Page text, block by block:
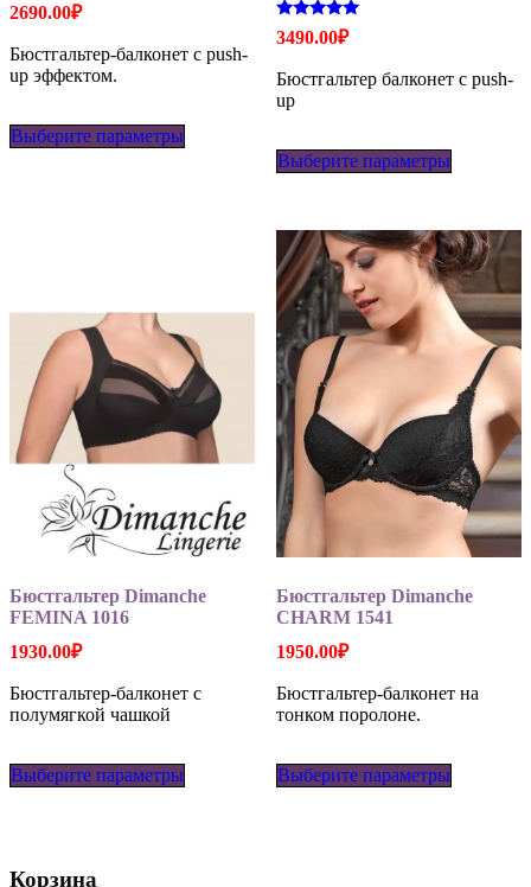
2690.00₽
Бюстгальтер-балконет с push-
up эффектом.
Выберите параметры
Оценка
5.00
3490.00₽
Бюстгальтер балконет с push-
up
Выберите параметры
Опции
можно
выбрать
на
странице
товара.
Бюстгальтер Dimanche
FEMINA 1016
1930.00₽
Бюстгальтер-балконет с
полумягкой чашкой
Выберите параметры
Бюстгальтер Dimanche
CHARM 1541
1950.00₽
Бюстгальтер-балконет на
тонком поролоне.
Выберите параметры
Корзина